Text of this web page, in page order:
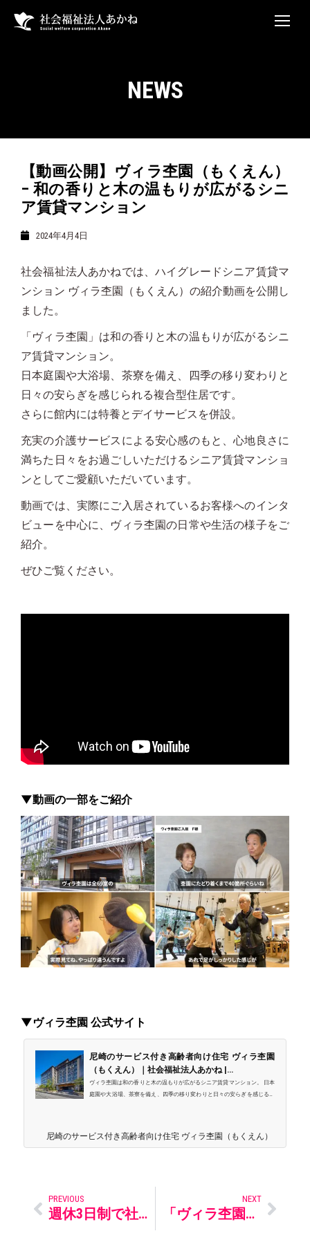
NEWS
【動画公開】ヴィラ杢園（もくえん）
– 和の香りと木の温もりが広がるシニ
ア賃貸マンション
2024年4月4日
社会福祉法人あかねでは、ハイグレードシニア賃貸マ
ンション ヴィラ杢園（もくえん）の紹介動画を公開し
ました。
「ヴィラ杢園」は和の香りと木の温もりが広がるシニ
ア賃貸マンション。
日本庭園や大浴場、茶寮を備え、四季の移り変わりと
日々の安らぎを感じられる複合型住居です。
さらに館内には特養とデイサービスを併設。
充実の介護サービスによる安心感のもと、心地良さに
満ちた日々をお過ごしいただけるシニア賃貸マンショ
ンとしてご愛顧いただいています。
動画では、実際にご入居されているお客様へのインタ
ビューを中心に、ヴィラ杢園の日常や生活の様子をご
紹介。
ぜひご覧ください。
▼動画の一部をご紹介
▼ヴィラ杢園 公式サイト
尼崎のサービス付き高齢者向け住宅 ヴィラ杢園
（もくえん）｜社会福祉法人あかね |...
ヴィラ杢園は和の香りと木の温もりが広がるシニア賃貸マンション。 日本
庭園や大浴場、茶寮を備え、四季の移り変わりと日々の安らぎを感じる複
尼崎のサービス付き高齢者向け住宅 ヴィラ杢園（もくえん）｜社会福
PREVIOUS
週休3日制で社員の自己実現を応援！25卒も年間休日156日の新卒社員を募集
NEXT
「ヴィラ杢園」の庭園が雑誌「庭NIWA」No.256 2024秋号で特集されました